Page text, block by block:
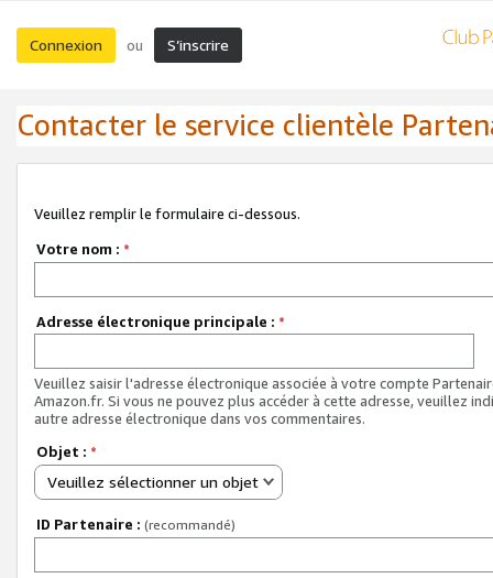
Connexion ou S’inscrire
Contacter le service clientèle
Veuillez remplir le formulaire ci-dessous.
Votre nom : *
Adresse électronique principale : *
Veuillez saisir l'adresse électronique associée à votre compte
Amazon.fr. Si vous ne pouvez plus accéder à cette adresse, veuillez
autre adresse électronique dans vos commentaires.
Objet : *
Veuillez sélectionner un objet
ID Partenaire : (recommandé)